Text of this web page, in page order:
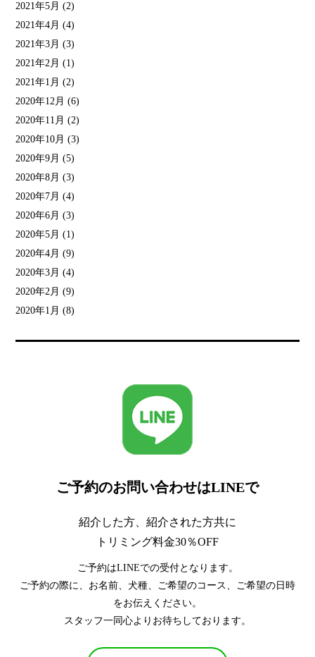
2021年5月 (2)
2021年4月 (4)
2021年3月 (3)
2021年2月 (1)
2021年1月 (2)
2020年12月 (6)
2020年11月 (2)
2020年10月 (3)
2020年9月 (5)
2020年8月 (3)
2020年7月 (4)
2020年6月 (3)
2020年5月 (1)
2020年4月 (9)
2020年3月 (4)
2020年2月 (9)
2020年1月 (8)
ご予約のお問い合わせはLINEで
紹介した方、紹介された方共に
トリミング料金30％OFF
ご予約はLINEでの受付となります。
ご予約の際に、お名前、犬種、ご希望のコース、ご希望の日時
をお伝えください。
スタッフ一同心よりお待ちしております。